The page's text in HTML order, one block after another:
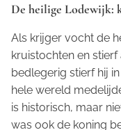
De heilige Lodewijk:
Als krijger vocht de
kruistochten en stierf
bedlegerig stierf hij
hele wereld
is historisch, maar
was ook de koning